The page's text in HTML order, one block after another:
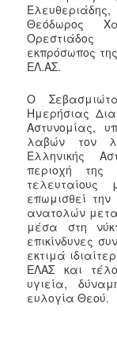
Θεόδωρος
εκπρόσωπος
ΕΛ.ΑΣ.
Ο
Ημερήσιας
Αστυνομίας,
λαβών τον
Ελληνικής
περιοχή της
επωμισθεί
ανατολών
μέσα στη
επικίνδυνες
εκτιμά
ΕΛΑΣ και
υγιεία,
ευλογία Θεού.